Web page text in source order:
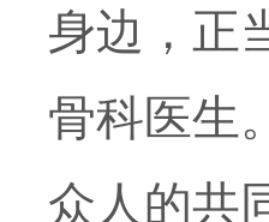
身边，正
骨科医生
众人的共